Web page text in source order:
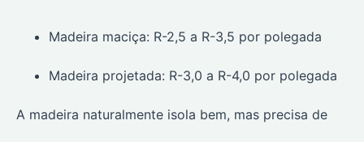
Madeira maciça: R-2,5 a R-3,5 por polegada
Madeira projetada: R-3,0 a R-4,0 por polegada
A madeira naturalmente isola bem, mas precisa de